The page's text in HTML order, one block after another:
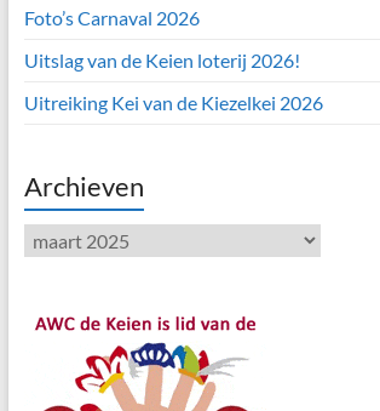
Foto’s Carnaval 2026
Uitslag van de Keien loterij 2026!
Uitreiking Kei van de Kiezelkei 2026
Archieven
Archieven